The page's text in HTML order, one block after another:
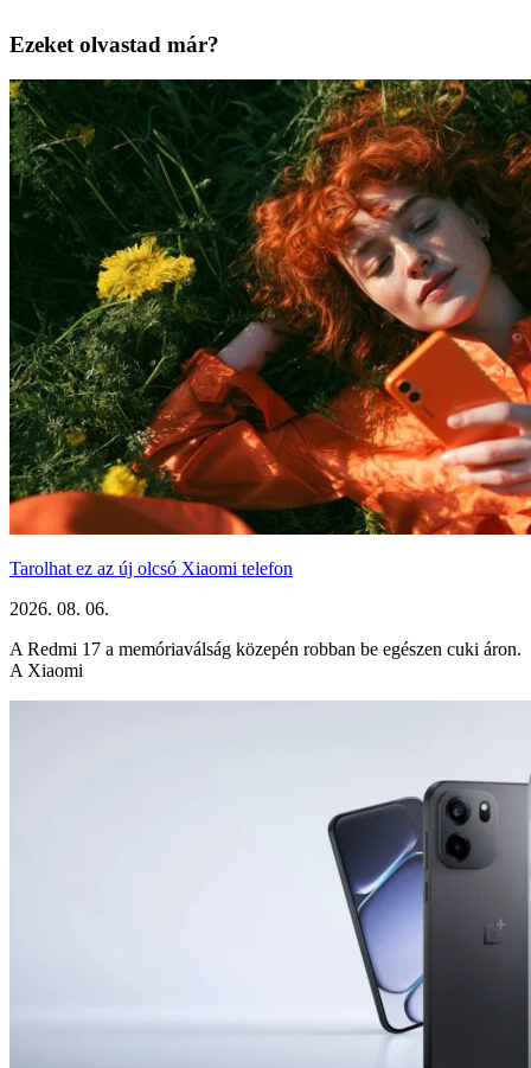
Ezeket olvastad már?
Tarolhat ez az új olcsó Xiaomi telefon
2026. 08. 06.
A Redmi 17 a memóriaválság közepén robban be egészen cuki áron.
A Xiaomi